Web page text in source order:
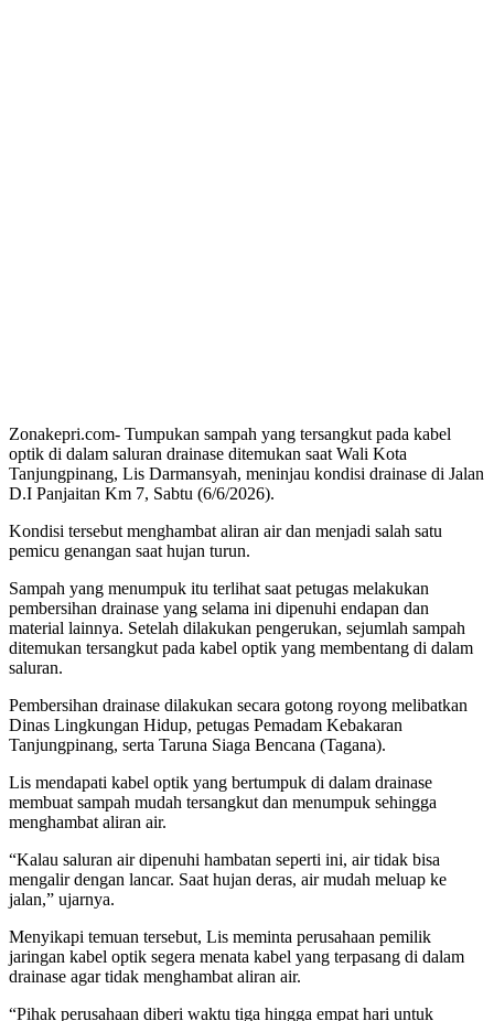
Zonakepri.com- Tumpukan sampah yang tersangkut pada kabel
optik di dalam saluran drainase ditemukan saat Wali Kota
Tanjungpinang, Lis Darmansyah, meninjau kondisi drainase di Jalan
D.I Panjaitan Km 7, Sabtu (6/6/2026).
Kondisi tersebut menghambat aliran air dan menjadi salah satu
pemicu genangan saat hujan turun.
Sampah yang menumpuk itu terlihat saat petugas melakukan
pembersihan drainase yang selama ini dipenuhi endapan dan
material lainnya. Setelah dilakukan pengerukan, sejumlah sampah
ditemukan tersangkut pada kabel optik yang membentang di dalam
saluran.
Pembersihan drainase dilakukan secara gotong royong melibatkan
Dinas Lingkungan Hidup, petugas Pemadam Kebakaran
Tanjungpinang, serta Taruna Siaga Bencana (Tagana).
Lis mendapati kabel optik yang bertumpuk di dalam drainase
membuat sampah mudah tersangkut dan menumpuk sehingga
menghambat aliran air.
“Kalau saluran air dipenuhi hambatan seperti ini, air tidak bisa
mengalir dengan lancar. Saat hujan deras, air mudah meluap ke
jalan,” ujarnya.
Menyikapi temuan tersebut, Lis meminta perusahaan pemilik
jaringan kabel optik segera menata kabel yang terpasang di dalam
drainase agar tidak menghambat aliran air.
“Pihak perusahaan diberi waktu tiga hingga empat hari untuk